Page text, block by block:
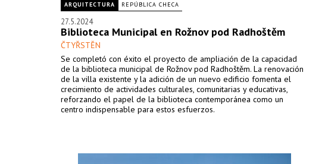
ARQUITECTURA REPÚBLICA CHECA
27.5.2024
Biblioteca Municipal en Rožnov pod Radhoštěm
ČTYŘSTĚN
Se completó con éxito el proyecto de ampliación de la capacidad
de la biblioteca municipal de Rožnov pod Radhoštěm. La renovación
de la villa existente y la adición de un nuevo edificio fomenta el
crecimiento de actividades culturales, comunitarias y educativas,
reforzando el papel de la biblioteca contemporánea como un
centro indispensable para estos esfuerzos.